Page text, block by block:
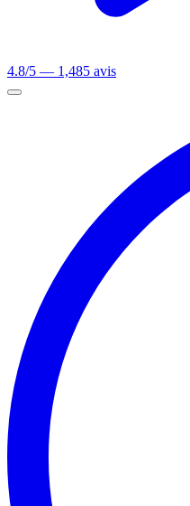
4.8/5 — 1,485 avis
Ouvrir le menu